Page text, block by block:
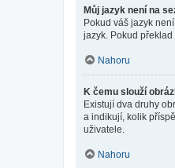
Můj jazyk není na
Pokud váš jazyk
jazyk. Pokud
Nahoru
K čemu slouží
Existují dva druhy
a indikují, kolik
uživatele.
Nahoru